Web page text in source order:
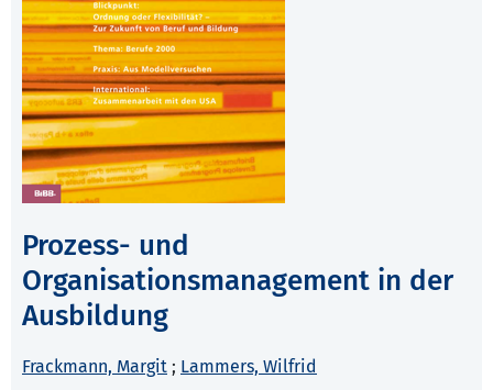
Prozess- und
Organisationsmanagement in der
Ausbildung
Frackmann, Margit ; Lammers, Wilfrid